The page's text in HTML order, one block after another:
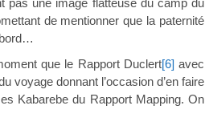
pas une image flatteuse du camp du
de mentionner que la paternité
que le Rapport Duclert[6] avec
voyage donnant l’occasion d’en faire
Kabarebe du Rapport Mapping. On